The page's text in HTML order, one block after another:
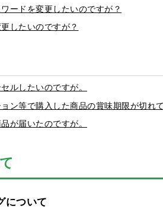
ードを変更したいのですが？
したいのですが？
ルしたいのですが。
ン等で購入した商品の賞味期限が切れ
が届いたのですが。
について